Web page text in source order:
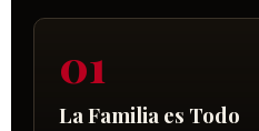
01
La Familia es Todo